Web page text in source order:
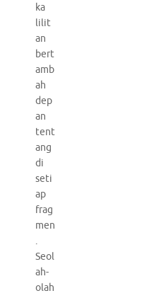
ka
lilit
an
bert
amb
ah
dep
an
tent
ang
di
seti
ap
frag
men
.
Seol
ah-
olah